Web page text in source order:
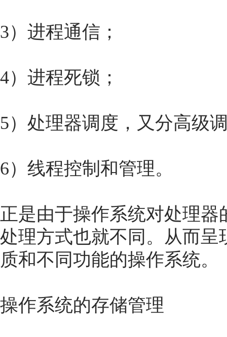
3）进程通信；
4）进程死锁；
5）处理器调度，又分高级
6）线程控制和管理。
正是由于操作系统对处理
处理方式也就不同。从而
质和不同功能的操作系统。
操作系统的存储管理